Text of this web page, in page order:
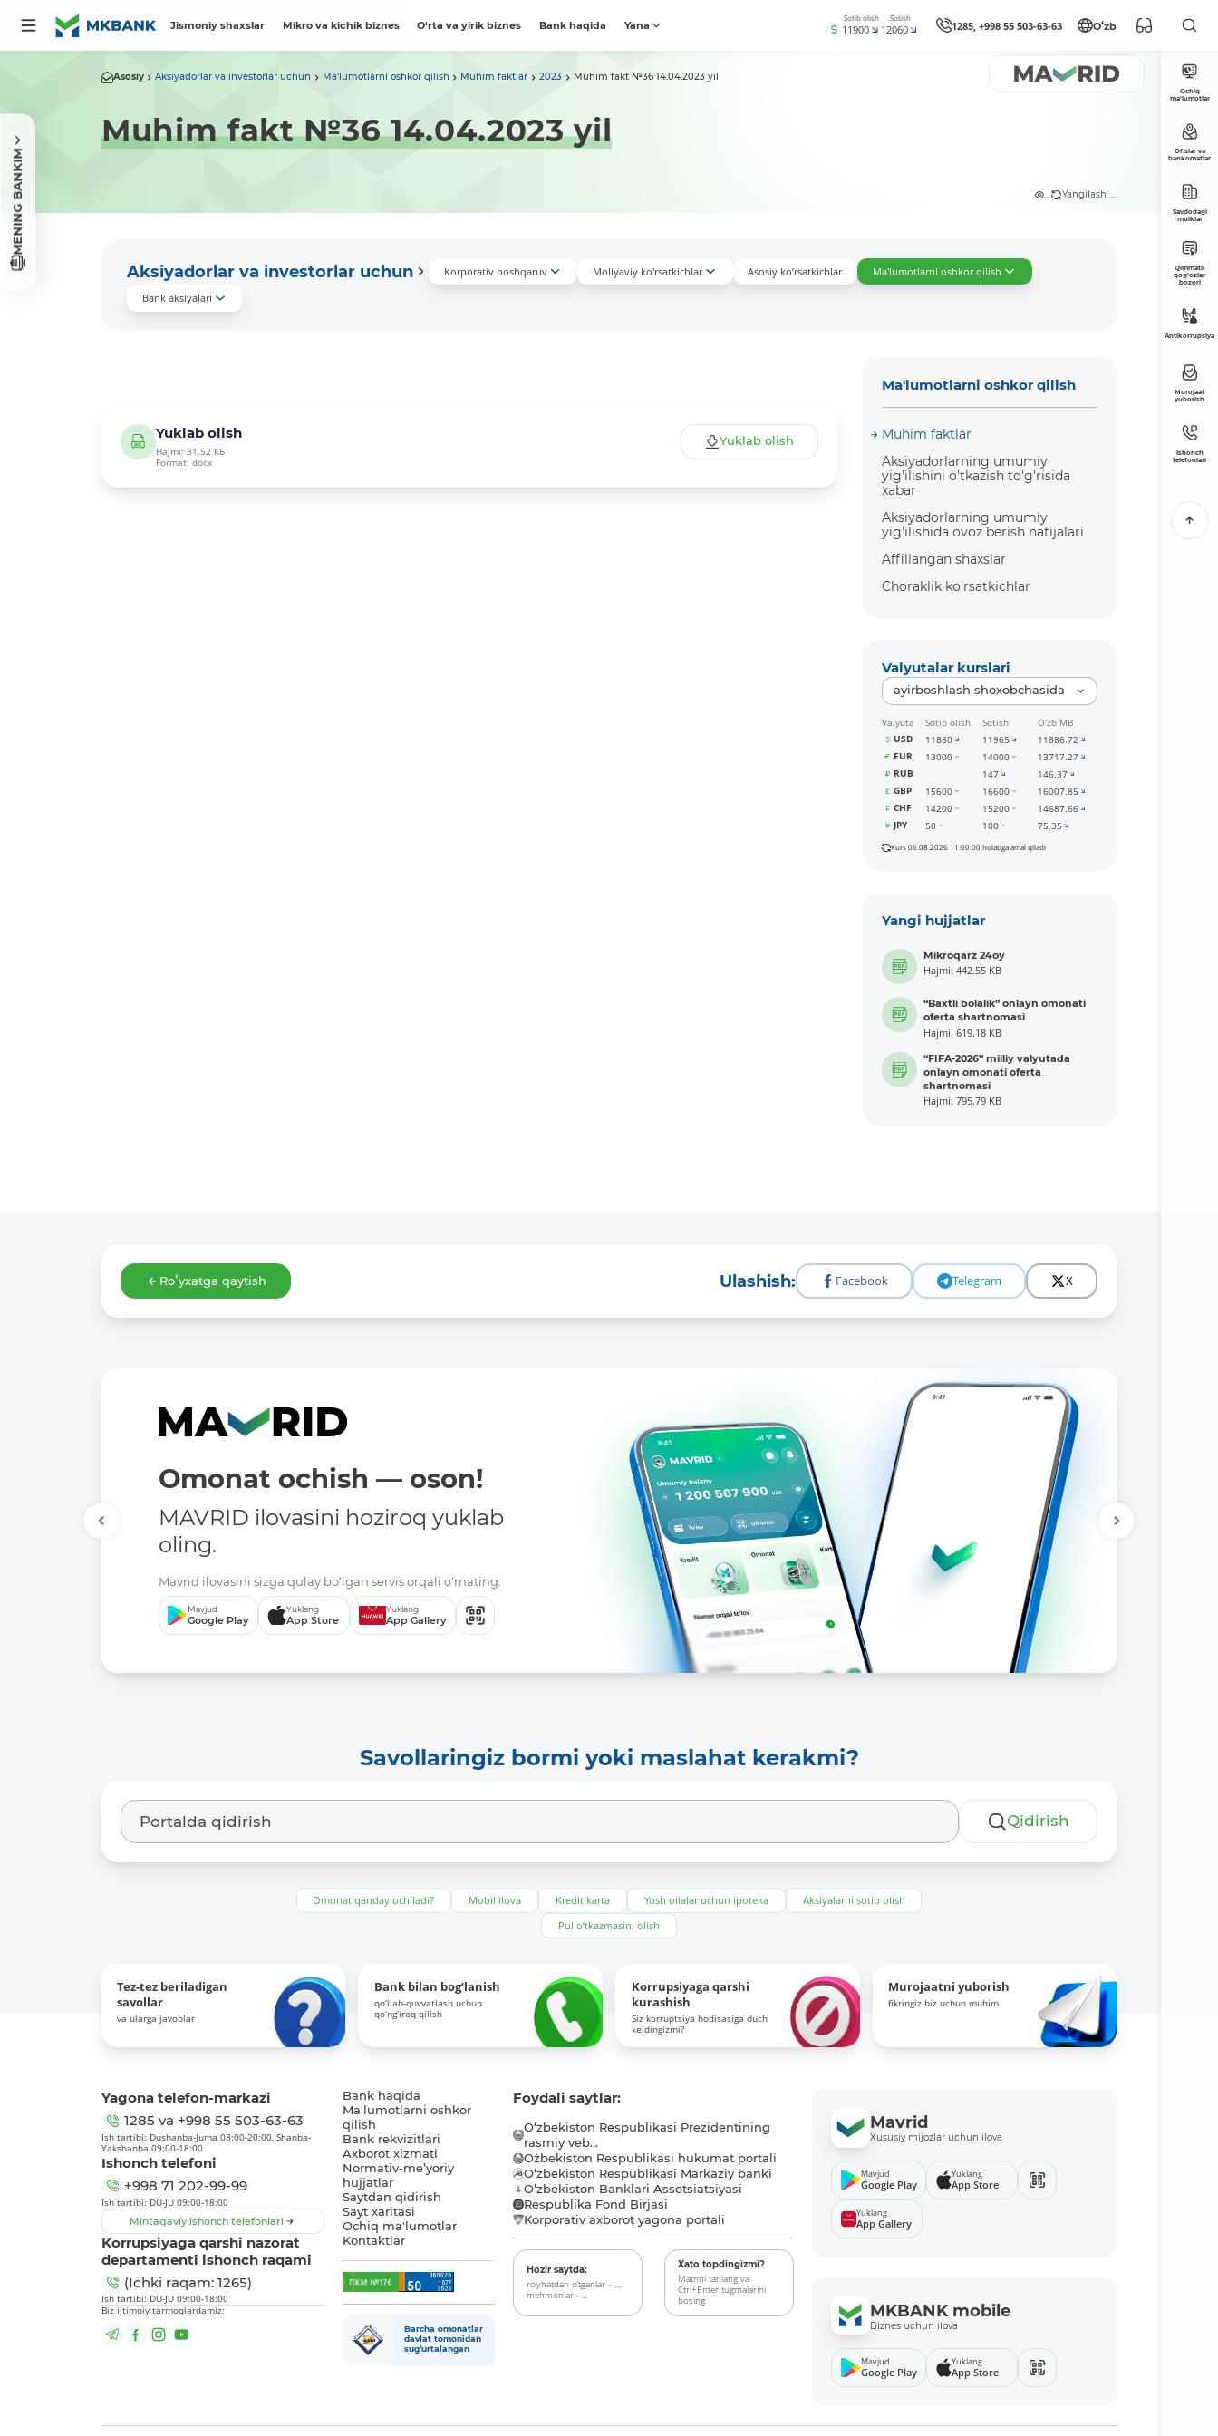
Jismoniy shaxslar Mikro va kichik biznes O‘rta va yirik biznes Bank haqida Yana
Sotib olish
11900
Sotish
12060 1285, +998 55 503-63-63 Oʻzb
MENING BANKIM
Asosiy Aksiyadorlar va investorlar uchun Ma'lumotlarni oshkor qilish Muhim faktlar 2023 Muhim fakt №36 14.04.2023 yil
Muhim fakt №36 14.04.2023 yil
... Yangilash: ...
Aksiyadorlar va investorlar uchun Korporativ boshqaruv Moliyaviy ko'rsatkichlar Asosiy ko’rsatkichlar
Ma'lumotlarni oshkor qilish
Bank aksiyalari
Yuklab olish
Hajmi: 31.52 КБ
Format: docx
Yuklab olish
Ma'lumotlarni oshkor qilish
Muhim faktlar
Aksiyadorlarning umumiy
yig'ilishini o'tkazish to'g'risida
xabar
Aksiyadorlarning umumiy
yig'ilishida ovoz berish natijalari
Affillangan shaxslar
Choraklik ko’rsatkichlar
Valyutalar kurslari
ayirboshlash shoxobchasida
Valyuta Sotib olish Sotish
O‘zb MB
USD
11880 11965
11886.72
EUR
13000 14000
13717.27
RUB
147
146.37
GBP
15600 16600
16007.85
CHF
14200 15200
14687.66
JPY
50 100 75.35
Kurs 06.08.2026 11:00:00 holatiga amal qiladi
Yangi hujjatlar
Mikroqarz 24oy
Hajmi: 442.55 KB
“Baxtli bolalik” onlayn omonati
oferta shartnomasi
Hajmi: 619.18 KB
“FIFA-2026” milliy valyutada
onlayn omonati oferta
shartnomasi
Hajmi: 795.79 KB
Roʻyxatga qaytish Ulashish: Facebook Telegram X
Omonat ochish — oson!
MAVRID ilovasini hoziroq yuklab
oling.
Mavrid ilovasini sizga qulay bo‘lgan servis orqali o‘rnating:
Mavjud
Google Play
Yuklang
App Store
Yuklang
App Gallery
Savollaringiz bormi yoki maslahat kerakmi?
Qidirish
Omonat qanday ochiladi? Mobil ilova Kredit karta Yosh oilalar uchun ipoteka
Aksiyalarni sotib olish
Pul o‘tkazmasini olish
Tez-tez beriladigan
savollar
va ularga javoblar
Bank bilan bog‘lanish
qo‘llab-quvvatlash uchun
qo‘ng‘iroq qilish
Korrupsiyaga qarshi
kurashish
Siz korruptsiya hodisasiga duch
keldingizmi?
Murojaatni yuborish
fikringiz biz uchun muhim
Ochiq
ma’lumotlar
Ofislar va
bankomatlar
Savdodagi
mulklar
Qimmatli
qog'ozlar
bozori
Antikorrupsiya
Murojaat
yuborish
Ishonch
telefonlari
Yagona telefon-markazi
1285 va +998 55 503-63-63
Ish tartibi: Dushanba-Juma 08:00-20:00, Shanba-
Yakshanba 09:00-18:00
Ishonch telefoni
+998 71 202-99-99
Ish tartibi: DU-JU 09:00-18:00
Mintaqaviy ishonch telefonlari
Korrupsiyaga qarshi nazorat
departamenti ishonch raqami
(Ichki raqam: 1265)
Ish tartibi: DU-JU 09:00-18:00
Biz ijtimoiy tarmoqlardamiz:
Bank haqida
Ma'lumotlarni oshkor
qilish
Bank rekvizitlari
Axborot xizmati
Normativ-me’yoriy
hujjatlar
Saytdan qidirish
Sayt xaritasi
Ochiq ma'lumotlar
Kontaktlar
Barcha omonatlar
davlat tomonidan
sug‘urtalangan
Foydali saytlar:
O‘zbekiston Respublikasi Prezidentining
rasmiy veb...
O`zbekiston Respublikasi hukumat portali
O‘zbekiston Respublikasi Markaziy banki
O’zbekiston Banklari Assotsiatsiyasi
Respublika Fond Birjasi
Korporativ axborot yagona portali
Hozir saytda:
ro‘yhatdan o‘tganlar - ...,
mehmonlar - ...
Xato topdingizmi?
Matnni tanlang va
Ctrl+Enter tugmalarini
bosing
Mavrid
Xususiy mijozlar uchun ilova
Mavjud
Google Play
Yuklang
App Store
Yuklang
App Gallery
MKBANK mobile
Biznes uchun ilova
Mavjud
Google Play
Yuklang
App Store